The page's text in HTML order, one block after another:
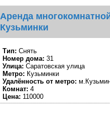
Аренда
Кузьминки
Тип: Снять
Номер дома: 31
Улица: Саратовская улица
Метро: Кузьминки
Удалённость от метро:
Комнат: 4
Цена: 110000